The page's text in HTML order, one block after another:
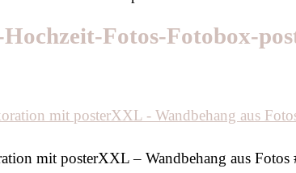
Fotos-Fotobox-
mit posterXXL – Wandbehang aus